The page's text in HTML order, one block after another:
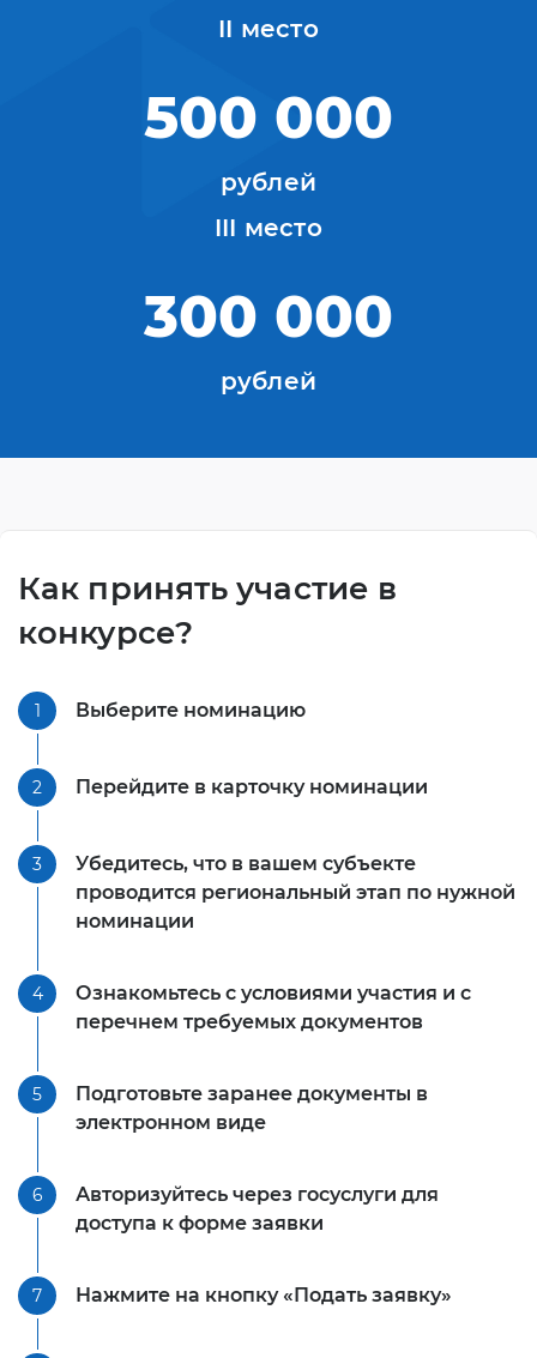
II место
500 000
рублей
III место
300 000
рублей
Как принять участие в
конкурсе?
1 Выберите номинацию
2 Перейдите в карточку номинации
3
Убедитесь, что в вашем субъекте
проводится региональный этап по нужной
номинации
4
Ознакомьтесь с условиями участия и с
перечнем требуемых документов
5
Подготовьте заранее документы в
электронном виде
6
Авторизуйтесь через госуслуги для
доступа к форме заявки
7 Нажмите на кнопку «Подать заявку»